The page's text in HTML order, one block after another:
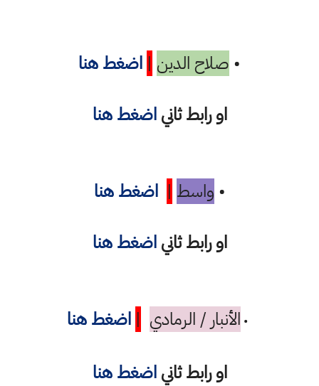
• صلاح الدين | اضغط هنا
او رابط ثانياضغط هنا
• واسط | اضغط هنا
او رابط ثانياضغط هنا
• الأنبار / الرمادي | اضغط هنا
او رابط ثانياضغط هنا